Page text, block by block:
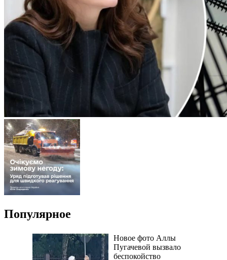
Популярное
Новое фото Аллы
Пугачевой вызвало
беспокойство